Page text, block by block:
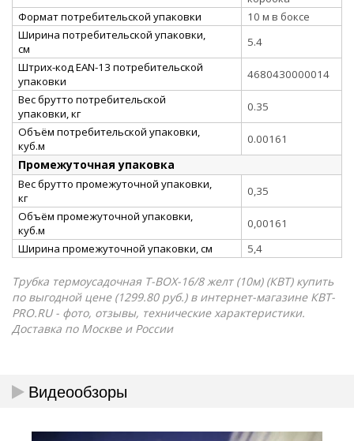
Формат потребительской упаковки
10 м в боксе
Ширина потребительской упаковки,
см
5.4
Штрих-код EAN-13 потребительской
упаковки
4680430000014
Вес брутто потребительской
упаковки, кг
0.35
Объём потребительской упаковки,
куб.м
0.00161
Промежуточная упаковка
Вес брутто промежуточной упаковки,
кг
0,35
Объём промежуточной упаковки,
куб.м
0,00161
Ширина промежуточной упаковки, см
5,4
Трубка термоусадочная Т-BOX-16/8 желт (10м) (КВТ) купить
по выгодной цене (1299.80 руб.) в интернет-магазине КВТ-
PRO.RU - фото, отзывы, технические характеристики.
Доставка по Москве и России
Видеообзоры